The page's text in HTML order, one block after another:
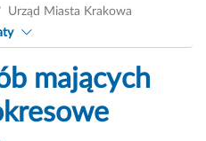
Urząd Miasta Krakowa
mających